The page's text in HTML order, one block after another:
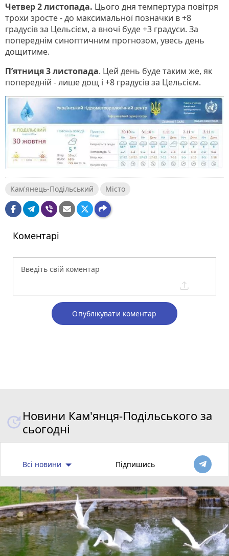
Четвер 2 листопада. Цього дня темпертура повітря
трохи зросте - до максимальної позначки в +8
градусів за Цельсієм, а вночі буде +3 градуси. За
попереднім синоптичним прогнозом, увесь день
дощитиме.
П’ятниця 3 листопада. Цей день буде таким же, як
попередній - лише дощ і +8 градусів за Цельсієм.
Кам'янець-Подільський Місто
Коментарі
Опублікувати коментар
Новини Кам'янця-Подільського за
сьогодні
Всі новини Підпишись